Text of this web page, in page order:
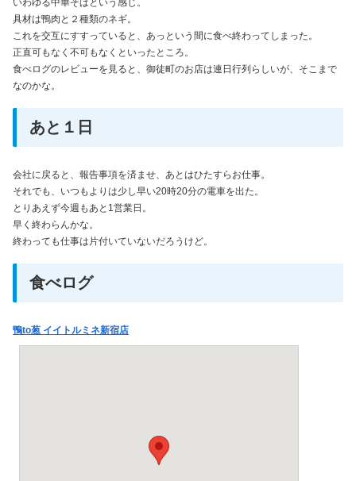
いわゆる中華そばという感じ。
具材は鴨肉と２種類のネギ。
これを交互にすすっていると、あっという間に食べ終わってしまった。
正直可もなく不可もなくといったところ。
食べログのレビューを見ると、御徒町のお店は連日行列らしいが、そこまで
なのかな。
あと１日
会社に戻ると、報告事項を済ませ、あとはひたすらお仕事。
それでも、いつもよりは少し早い20時20分の電車を出た。
とりあえず今週もあと1営業日。
早く終わらんかな。
終わっても仕事は片付いていないだろうけど。
食べログ
鴨to葱 イイトルミネ新宿店